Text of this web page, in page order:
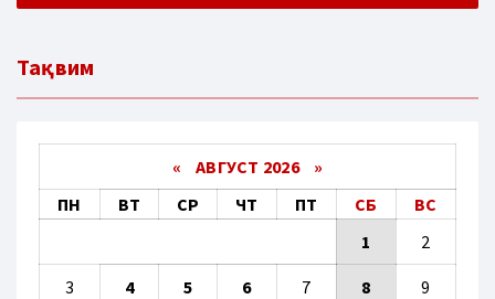
Тақвим
« АВГУСТ 2026 »
ПН
ВТ СР ЧТ ПТ СБ
ВС
1
2
3 4 5 6 7 8 9